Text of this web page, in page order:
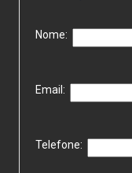
Nome:
Email:
Telefone: